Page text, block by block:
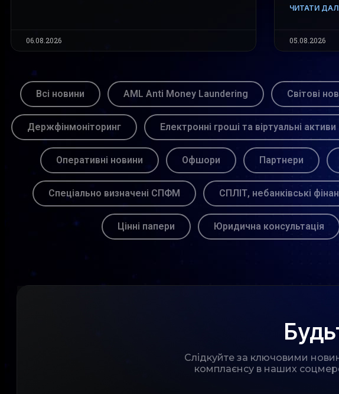
06.08.2026
ЧИТАТИ
05.08.2026
Всі новини AML Anti Money Laundering Світові
Держфінмоніторинг Електронні гроші та віртуальні активи
Оперативні новини Офшори Партнери
Спеціально визначені СПФМ СПЛІТ, небанківські
Цінні папери Юридична консультація
Слідкуйте за ключовими
комплаєнсу в наших